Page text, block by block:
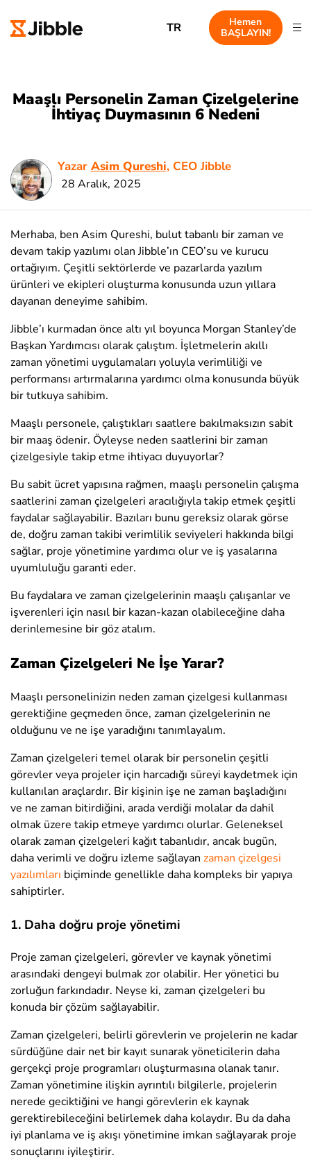
TR
Hemen
BAŞLAYIN!
Maaşlı Personelin Zaman Çizelgelerine
İhtiyaç Duymasının 6 Nedeni
Yazar Asim Qureshi, CEO Jibble
28 Aralık, 2025
Merhaba, ben Asim Qureshi, bulut tabanlı bir zaman ve
devam takip yazılımı olan Jibble’ın CEO’su ve kurucu
ortağıyım. Çeşitli sektörlerde ve pazarlarda yazılım
ürünleri ve ekipleri oluşturma konusunda uzun yıllara
dayanan deneyime sahibim.
Jibble’ı kurmadan önce altı yıl boyunca Morgan Stanley’de
Başkan Yardımcısı olarak çalıştım. İşletmelerin akıllı
zaman yönetimi uygulamaları yoluyla verimliliği ve
performansı artırmalarına yardımcı olma konusunda büyük
bir tutkuya sahibim.
Maaşlı personele, çalıştıkları saatlere bakılmaksızın sabit
bir maaş ödenir. Öyleyse neden saatlerini bir zaman
çizelgesiyle takip etme ihtiyacı duyuyorlar?
Bu sabit ücret yapısına rağmen, maaşlı personelin çalışma
saatlerini zaman çizelgeleri aracılığıyla takip etmek çeşitli
faydalar sağlayabilir. Bazıları bunu gereksiz olarak görse
de, doğru zaman takibi verimlilik seviyeleri hakkında bilgi
sağlar, proje yönetimine yardımcı olur ve iş yasalarına
uyumluluğu garanti eder.
Bu faydalara ve zaman çizelgelerinin maaşlı çalışanlar ve
işverenleri için nasıl bir kazan-kazan olabileceğine daha
derinlemesine bir göz atalım.
Zaman Çizelgeleri Ne İşe Yarar?
Maaşlı personelinizin neden zaman çizelgesi kullanması
gerektiğine geçmeden önce, zaman çizelgelerinin ne
olduğunu ve ne işe yaradığını tanımlayalım.
Zaman çizelgeleri temel olarak bir personelin çeşitli
görevler veya projeler için harcadığı süreyi kaydetmek için
kullanılan araçlardır. Bir kişinin işe ne zaman başladığını
ve ne zaman bitirdiğini, arada verdiği molalar da dahil
olmak üzere takip etmeye yardımcı olurlar. Geleneksel
olarak zaman çizelgeleri kağıt tabanlıdır, ancak bugün,
daha verimli ve doğru izleme sağlayan zaman çizelgesi
yazılımları biçiminde genellikle daha kompleks bir yapıya
sahiptirler.
1. Daha doğru proje yönetimi
Proje zaman çizelgeleri, görevler ve kaynak yönetimi
arasındaki dengeyi bulmak zor olabilir. Her yönetici bu
zorluğun farkındadır. Neyse ki, zaman çizelgeleri bu
konuda bir çözüm sağlayabilir.
Zaman çizelgeleri, belirli görevlerin ve projelerin ne kadar
sürdüğüne dair net bir kayıt sunarak yöneticilerin daha
gerçekçi proje programları oluşturmasına olanak tanır.
Zaman yönetimine ilişkin ayrıntılı bilgilerle, projelerin
nerede geciktiğini ve hangi görevlerin ek kaynak
gerektirebileceğini belirlemek daha kolaydır. Bu da daha
iyi planlama ve iş akışı yönetimine imkan sağlayarak proje
sonuçlarını iyileştirir.